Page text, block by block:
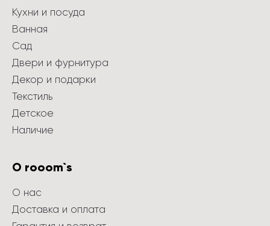
Кухни и посуда
Ванная
Сад
Двери и фурнитура
Декор и подарки
Текстиль
Детское
Наличие
О rooom`s
О нас
Доставка и оплата